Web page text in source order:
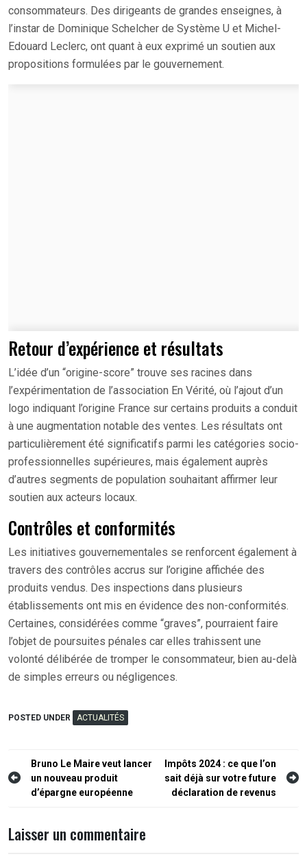
consommateurs. Des dirigeants de grandes enseignes, à
l’instar de Dominique Schelcher de Système U et Michel-
Edouard Leclerc, ont quant à eux exprimé un soutien aux
propositions formulées par le gouvernement.
Retour d’expérience et résultats
L’idée d’un “origine-score” trouve ses racines dans
l’expérimentation de l’association En Vérité, où l’ajout d’un
logo indiquant l’origine France sur certains produits a conduit
à une augmentation notable des ventes. Les résultats ont
particulièrement été significatifs parmi les catégories socio-
professionnelles supérieures, mais également auprès
d’autres segments de population souhaitant affirmer leur
soutien aux acteurs locaux.
Contrôles et conformités
Les initiatives gouvernementales se renforcent également à
travers des contrôles accrus sur l’origine affichée des
produits vendus. Des inspections dans plusieurs
établissements ont mis en évidence des non-conformités.
Certaines, considérées comme “graves”, pourraient faire
l’objet de poursuites pénales car elles trahissent une
volonté délibérée de tromper le consommateur, bien au-delà
de simples erreurs ou négligences.
POSTED UNDER ACTUALITÉS
Navigation
de
Bruno Le Maire veut lancer
un nouveau produit
d’épargne européenne
Impôts 2024 : ce que l’on
sait déjà sur votre future
déclaration de revenus
Laisser un commentaire